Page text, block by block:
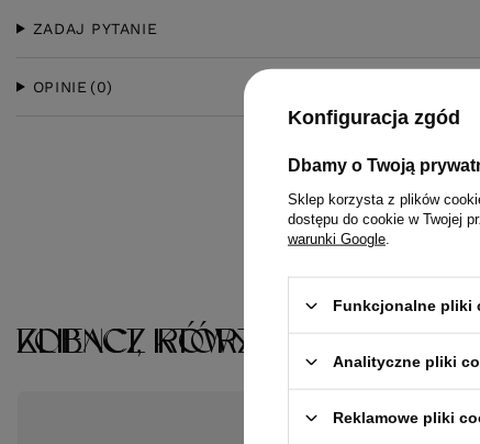
ZADAJ PYTANIE
OPINIE (0)
KLIENCI, KTÓRZY KUPILI TEN
ZOBACZ RÓWNIEŻ
Konfiguracja zgód
Dbamy o Twoją
Sklep korzysta z plików
dostępu do cookie w Twojej
warunki Google
Funkcjonalne pliki
Analityczne pliki
Reklamowe pliki